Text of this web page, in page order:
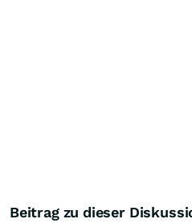
Beitrag zu dieser